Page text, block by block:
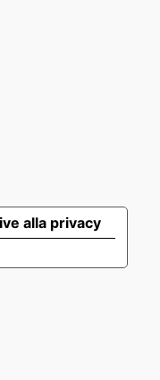
alla privacy